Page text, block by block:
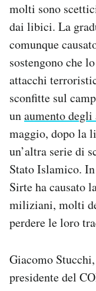
molti sono
dai libici. La
comunque
sostengono che
attacchi
sconfitte sul
unaumento
maggio, dopo la
un’altra serie di
Stato Islamico.
Sirte ha causato
miliziani, molti
perdere le loro
Giacomo
presidente del